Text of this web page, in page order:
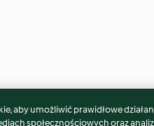
Ci się
aby umożliwić prawidłowe
społecznościowych oraz